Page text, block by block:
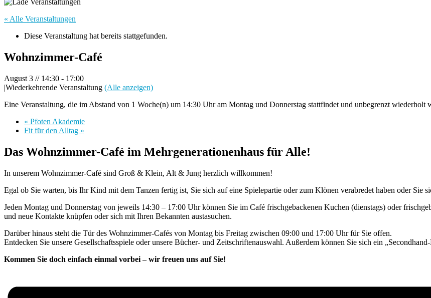
« Alle Veranstaltungen
Diese Veranstaltung hat bereits stattgefunden.
Wohnzimmer-Café
August 3 // 14:30 - 17:00
|Wiederkehrende Veranstaltung (Alle anzeigen)
Eine Veranstaltung, die im Abstand von 1 Woche(n) um 14:30 Uhr am Montag und Donnerstag stattfindet und unbegrenzt wiederholt
« Pfoten Akademie
Fit für den Alltag »
Das Wohnzimmer-Café im Mehrgenerationenhaus für Alle!
In unserem Wohnzimmer-Café sind Groß & Klein, Alt & Jung herzlich willkommen!
Egal ob Sie warten, bis Ihr Kind mit dem Tanzen fertig ist, Sie sich auf eine Spielepartie oder zum Klönen verabredet haben oder Sie
Jeden Montag und Donnerstag von jeweils 14:30 – 17:00 Uhr können Sie im Café frischgebackenen Kuchen (dienstags) oder
und neue Kontakte knüpfen oder sich mit Ihren Bekannten austasuchen.
Darüber hinaus steht die Tür des Wohnzimmer-Cafés von Montag bis Freitag zwischen 09:00 und 17:00 Uhr für Sie offen.
Entdecken Sie unsere Gesellschaftsspiele oder unsere Bücher- und Zeitschriftenauswahl. Außerdem können Sie sich ein
Kommen Sie doch einfach einmal vorbei – wir freuen uns auf Sie!